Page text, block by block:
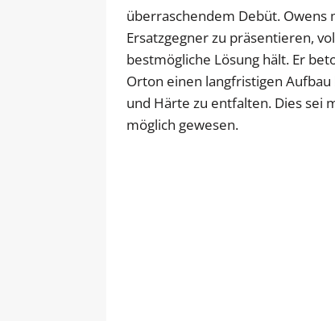
überraschendem Debüt. Owens
Ersatzgegner zu präsentieren,
bestmögliche Lösung hält. Er
Orton einen langfristigen
und Härte zu entfalten. Dies sei
möglich gewesen.